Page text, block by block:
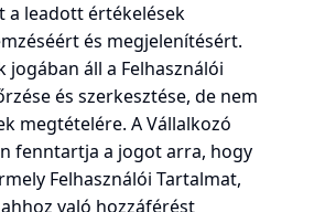
a leadott értékelések
és megjelenítésért.
jogában áll a Felhasználói
és szerkesztése, de nem
megtételére. A Vállalkozó
fenntartja a jogot arra, hogy
Felhasználói Tartalmat,
való hozzáférést